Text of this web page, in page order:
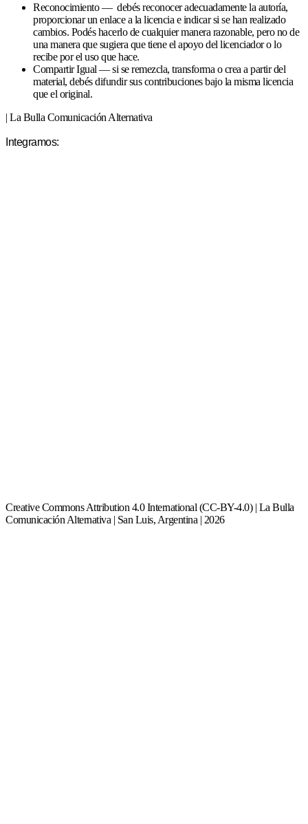
Reconocimiento — debés reconocer adecuadamente la autoría,
proporcionar un enlace a la licencia e indicar si se han realizado
cambios. Podés hacerlo de cualquier manera razonable, pero no de
una manera que sugiera que tiene el apoyo del licenciador o lo
recibe por el uso que hace.
Compartir Igual — si se remezcla, transforma o crea a partir del
material, debés difundir sus contribuciones bajo la misma licencia
que el original.
| La Bulla Comunicación Alternativa
Integramos:
Creative Commons Attribution 4.0 International (CC-BY-4.0) | La Bulla
Comunicación Alternativa | San Luis, Argentina | 2026